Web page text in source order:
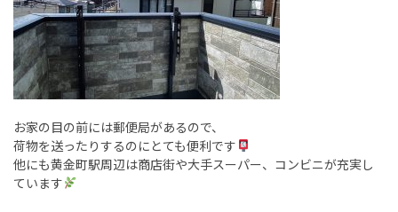
お家の目の前には郵便局があるので、
荷物を送ったりするのにとても便利です
他にも黄金町駅周辺は商店街や大手スーパー、コンビニが充実し
ています